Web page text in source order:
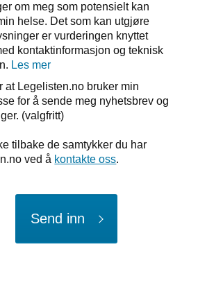
om meg som potensielt kan
helse. Det som kan utgjøre
er vurderingen knyttet
kontaktinformasjon og teknisk
Les mer
at Legelisten.no bruker min
for å sende meg nyhetsbrev og
(valgfritt)
tilbake de samtykker du har
ved å kontakte oss.
Send inn